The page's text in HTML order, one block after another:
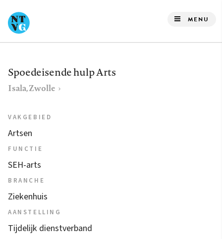
naar
de
gaan
MENU
Spoedeisende hulp Arts
Isala, Zwolle
VAKGEBIED
Artsen
FUNCTIE
SEH-arts
BRANCHE
Ziekenhuis
AANSTELLING
Tijdelijk dienstverband